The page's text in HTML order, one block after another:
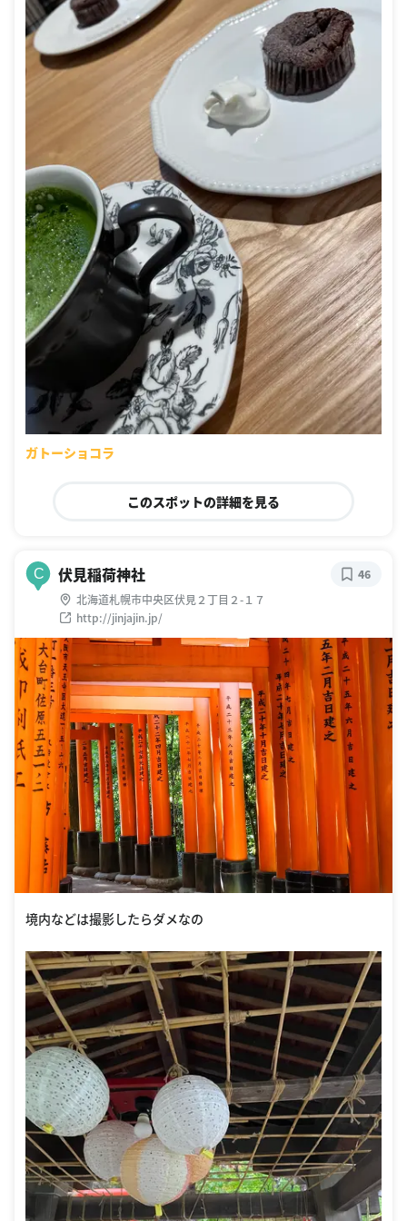
ガトーショコラ
このスポットの詳細を見る
C 伏見稲荷神社
北海道札幌市中央区伏見２丁目２-１７
http://jinjajin.jp/
46
境内などは撮影したらダメなの